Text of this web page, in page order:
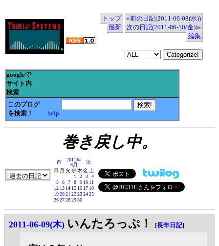
トップ
«前の日記(2011-06-08(水))
最新
次の日記(2011-06-10(金))»
編集
googleで
サイト内
検索
このブログ
を検索！
help
巻き戻し中。
前
2011年
6月
次
日 月 火 水木金土
1
2 3
4
5
6 7 8 9 10 11
12 13 14 15 16 17 18
19202122232425
2627282930
2011-06-09(木) いんたろっぷ！ [長年日記]